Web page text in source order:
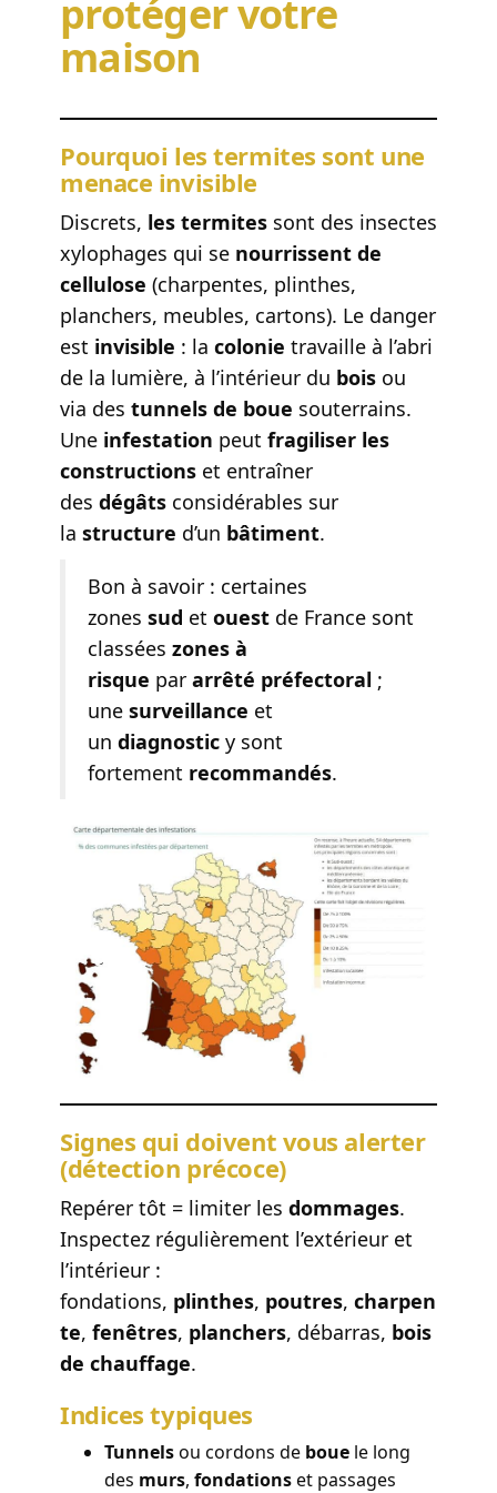
protéger votre
maison
Pourquoi les termites sont une
menace invisible
Discrets, les termites sont des insectes
xylophages qui se nourrissent de
cellulose (charpentes, plinthes,
planchers, meubles, cartons). Le danger
est invisible : la colonie travaille à l’abri
de la lumière, à l’intérieur du bois ou
via des tunnels de boue souterrains.
Une infestation peut fragiliser les
constructions et entraîner
des dégâts considérables sur
la structure d’un bâtiment.
Bon à savoir : certaines
zones sud et ouest de France sont
classées zones à
risque par arrêté préfectoral ;
une surveillance et
un diagnostic y sont
fortement recommandés.
Signes qui doivent vous alerter
(détection précoce)
Repérer tôt = limiter les dommages.
Inspectez régulièrement l’extérieur et
l’intérieur :
fondations, plinthes, poutres, charpen
te, fenêtres, planchers, débarras, bois
de chauffage.
Indices typiques
Tunnelsou cordons de boue le long
des murs, fondationset passages